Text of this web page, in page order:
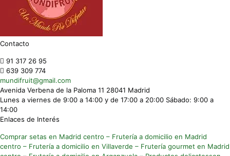
Contacto
91 317 26 95
639 309 774
mundifruit@gmail.com
Avenida Verbena de la Paloma 11 28041 Madrid
Lunes a viernes de 9:00 a 14:00 y de 17:00 a 20:00 Sábado: 9:00 a
14:00
Enlaces de Interés
Comprar setas en Madrid centro – Frutería a domicilio en Madrid
centro – Frutería a domicilio en Villaverde – Frutería gourmet en Madrid